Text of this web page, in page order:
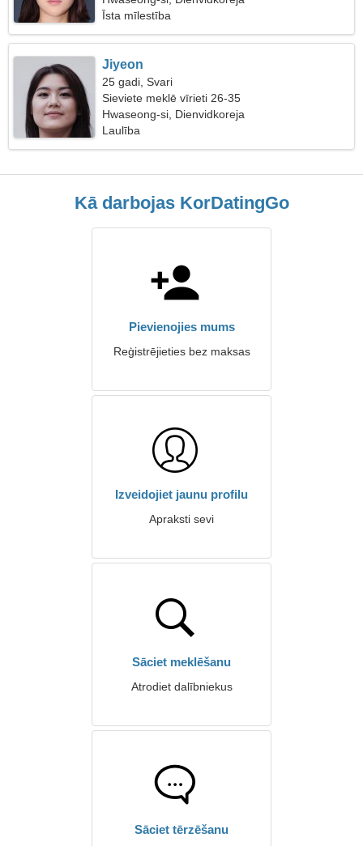
Īsta mīlestība
Jiyeon
25 gadi, Svari
Sieviete meklē vīrieti 26-35
Hwaseong-si, Dienvidkoreja
Laulība
Kā darbojas KorDatingGo
Pievienojies mums
Reģistrējieties bez maksas
Izveidojiet jaunu profilu
Apraksti sevi
Sāciet meklēšanu
Atrodiet dalībniekus
Sāciet tērzēšanu